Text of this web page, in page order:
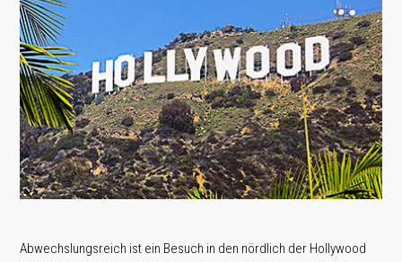
Abwechslungsreich ist ein Besuch in den nördlich der Hollywood